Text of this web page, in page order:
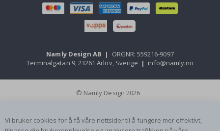
Namly Design AB |
ORGNR: 559216-9097
Terminalgatan 9, 23261 Arlöv, Sverige | info@namly.no
© Namly Design 2026
Vi bruker cookies for å få våre nettsider til å fungere mer effektivt,